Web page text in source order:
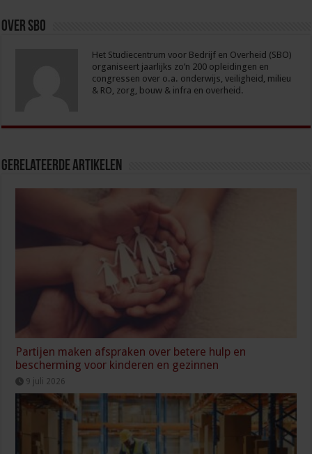
Over sbo
Het Studiecentrum voor Bedrijf en Overheid (SBO)
organiseert jaarlijks zo’n 200 opleidingen en
congressen over o.a. onderwijs, veiligheid, milieu
& RO, zorg, bouw & infra en overheid.
Gerelateerde Artikelen
Partijen maken afspraken over betere hulp en
bescherming voor kinderen en gezinnen
9 juli 2026